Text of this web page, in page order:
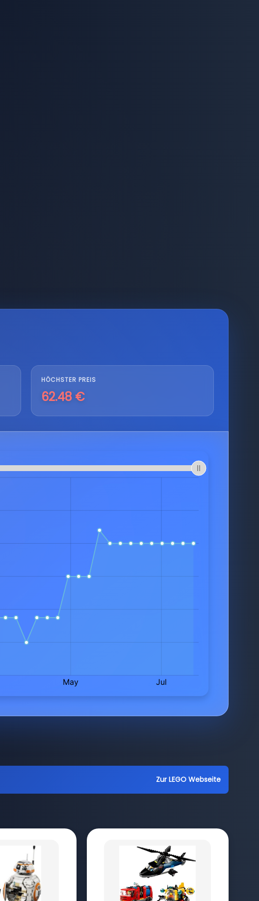
HÖCHSTER PREIS
62.48 €
Zur LEGO Webseite